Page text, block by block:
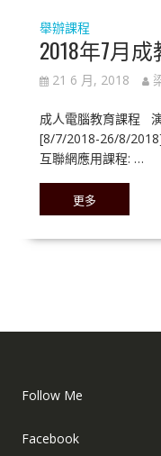
舉辦課程
2018年7月
21 6 月, 2018
成人電腦教育課程
[8/7/2018-26/8/
互聯網應用課程: …
更多
Follow Me
Facebook